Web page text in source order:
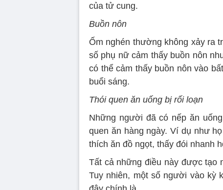
của tử cung.
Buồn nôn
Ốm nghén thường không xảy ra
số phụ nữ cảm thấy buồn nôn
có thể cảm thấy buồn nôn vào
buổi sáng.
Thói quen ăn uống bị rối loạn
Những người đã có nếp ăn
quen ăn hàng ngày. Ví dụ như
thích ăn đồ ngọt, thấy đói nhanh
Tất cả những điều này được tạo
Tuy nhiên, một số người vào kỳ